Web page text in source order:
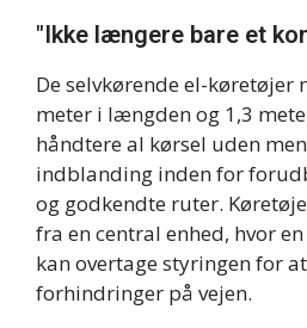
"Ikke længere bare et
De selvkørende el-køretøjer
meter i længden og 1,3
håndtere al kørsel uden
indblanding inden for
og godkendte ruter.
fra en central enhed, hvor
kan overtage styringen for
forhindringer på vejen.